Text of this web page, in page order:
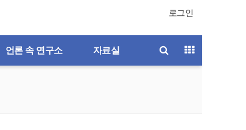
로그인
언론 속 연구소 자료실